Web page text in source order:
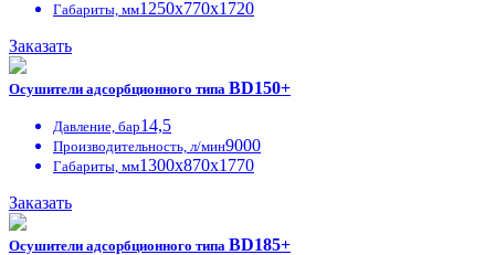
Габариты, мм1250х770х1720
Заказать
Осушители адсорбционного типа BD150+
Давление, бар14,5
Производительность, л/мин9000
Габариты, мм1300х870х1770
Заказать
Осушители адсорбционного типа BD185+